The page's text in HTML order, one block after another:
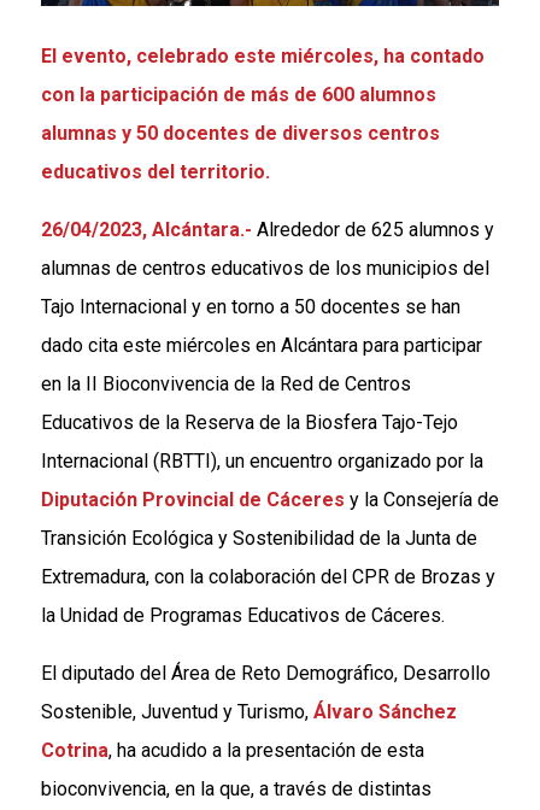
El evento, celebrado este miércoles, ha contado
con la participación de más de 600 alumnos
alumnas y 50 docentes de diversos centros
educativos del territorio.
26/04/2023, Alcántara.- Alrededor de 625 alumnos y
alumnas de centros educativos de los municipios del
Tajo Internacional y en torno a 50 docentes se han
dado cita este miércoles en Alcántara para participar
en la II Bioconvivencia de la Red de Centros
Educativos de la Reserva de la Biosfera Tajo-Tejo
Internacional (RBTTI), un encuentro organizado por la
Diputación Provincial de Cáceres y la Consejería de
Transición Ecológica y Sostenibilidad de la Junta de
Extremadura, con la colaboración del CPR de Brozas y
la Unidad de Programas Educativos de Cáceres.
El diputado del Área de Reto Demográfico, Desarrollo
Sostenible, Juventud y Turismo, Álvaro Sánchez
Cotrina, ha acudido a la presentación de esta
bioconvivencia, en la que, a través de distintas